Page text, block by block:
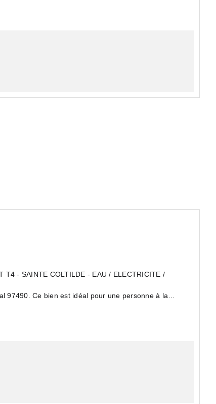
- EAU / ELECTRICITE /
97490. Ce bien est idéal pour une personne à la